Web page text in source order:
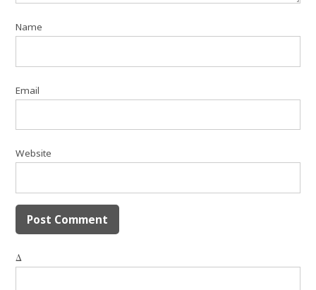
Name
Email
Website
Δ